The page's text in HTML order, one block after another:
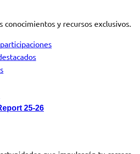
conocimientos y recursos exclusivos.
25-26